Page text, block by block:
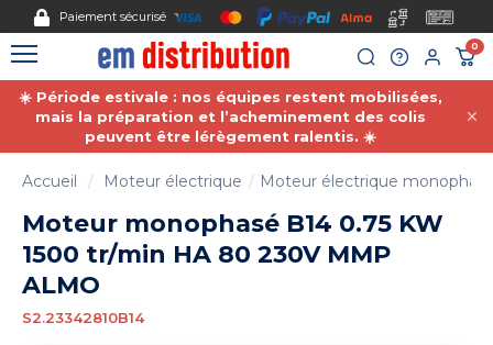
Paiement sécurisé
0
☀️ Période estivale : nos équipes restent mobilisées,
mais la préparation et l’acheminement des colis
peuvent être lérègement ralentis. ☀️
Accueil Moteur électrique Moteur électrique
Moteur monophasé B14 0.75 KW
1500 tr/min HA 80 230V MMP
ALMO
S2.23342810B14
Gestion des cookies